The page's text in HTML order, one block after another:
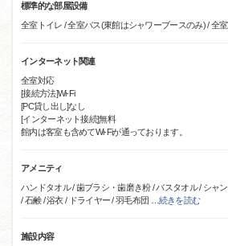
標準的な部屋設備
全室トイレ / 全室バス(東館はシャワーブースのみ) / 全
インターネット関連
全室対応
[接続方法]Wi-Fi
[PC貸し出し]なし
[インターネット接続]無料
館内は客室も含めてWi-Fiが通っております。
アメニティ
ハンドタオル / 歯ブラシ・歯磨き粉 / バスタオル / シャ
/ 石鹸 / 浴衣 / ドライヤー / 羽毛布団
続きを読む
施設内容